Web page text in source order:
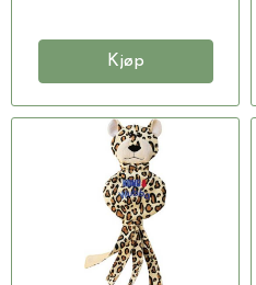
Kjøp